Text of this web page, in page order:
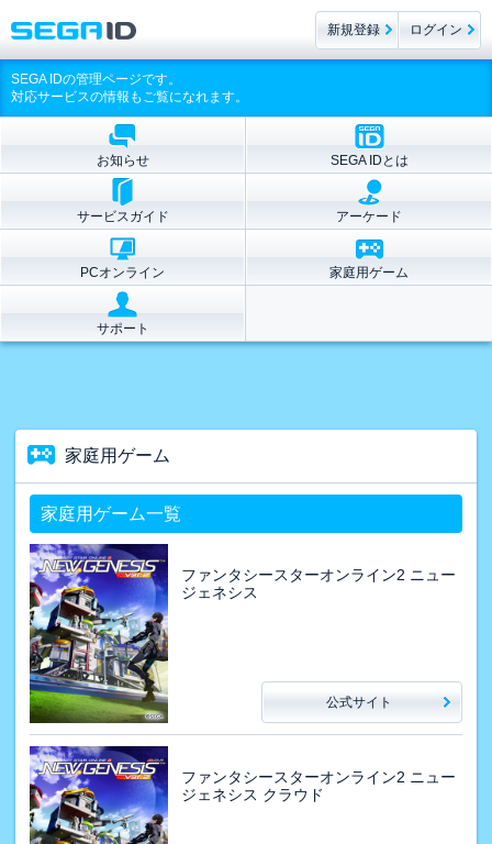
SEGA IDの管理ページです。
対応サービスの情報もご覧になれます。
お知らせ SEGA IDとは
サービスガイド アーケード
PCオンライン 家庭用ゲーム
サポート
家庭用ゲーム
家庭用ゲーム一覧
ファンタシースターオンライン2 ニュー
ジェネシス
公式サイト
ファンタシースターオンライン2 ニュー
ジェネシス クラウド
新規登録 ログイン